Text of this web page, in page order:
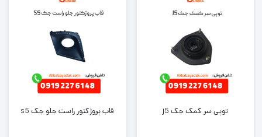
کارشناسان فروش ما تماس بگیرید.
توپی سر کمک جک j5 قاب پروژکتور راست جلو جک s5